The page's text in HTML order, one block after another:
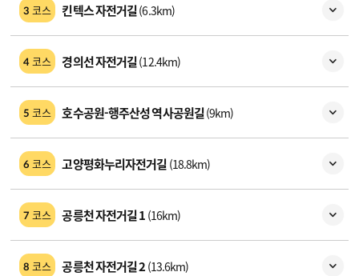
3 코스 킨텍스 자전거길(6.3km)
4 코스 경의선 자전거길(12.4km)
5 코스 호수공원-행주산성 역사공원길(9km)
6 코스 고양평화누리자전거길 (18.8km)
7 코스 공릉천 자전거길 1 (16km)
8 코스 공릉천 자전거길 2 (13.6km)